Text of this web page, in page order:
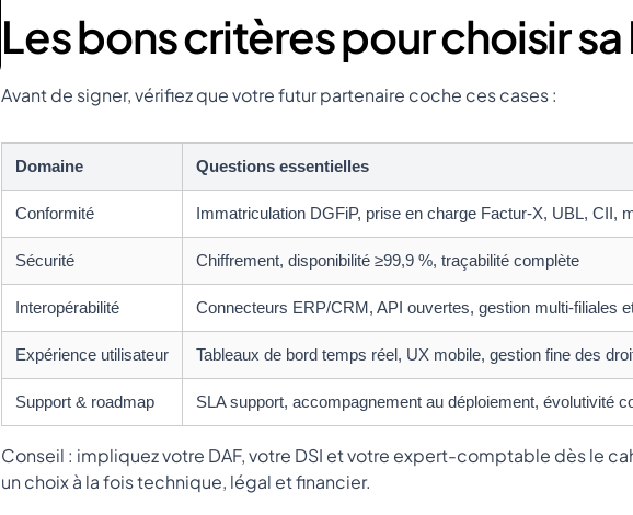
Les bons critères pour choisir sa
Avant de signer, vérifiez que votre futur partenaire coche ces cases :
Domaine Questions essentielles
Conformité Immatriculation DGFiP, prise en charge Factur-X, UBL, CII,
Sécurité Chiffrement, disponibilité ≥99,9 %, traçabilité complète
Interopérabilité Connecteurs ERP/CRM, API ouvertes, gestion multi-filiales
Expérience utilisateur Tableaux de bord temps réel, UX mobile, gestion fine des
Support & roadmap SLA support, accompagnement au déploiement, évolutivité
Conseil : impliquez votre DAF, votre DSI et votre expert-comptable dès le
un choix à la fois technique, légal et financier.